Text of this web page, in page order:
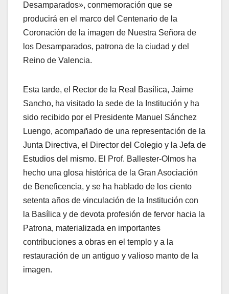
Desamparados», conmemoración que se
producirá en el marco del Centenario de la
Coronación de la imagen de Nuestra Señora de
los Desamparados, patrona de la ciudad y del
Reino de Valencia.
Esta tarde, el Rector de la Real Basílica, Jaime
Sancho, ha visitado la sede de la Institución y ha
sido recibido por el Presidente Manuel Sánchez
Luengo, acompañado de una representación de la
Junta Directiva, el Director del Colegio y la Jefa de
Estudios del mismo. El Prof. Ballester-Olmos ha
hecho una glosa histórica de la Gran Asociación
de Beneficencia, y se ha hablado de los ciento
setenta años de vinculación de la Institución con
la Basílica y de devota profesión de fervor hacia la
Patrona, materializada en importantes
contribuciones a obras en el templo y a la
restauración de un antiguo y valioso manto de la
imagen.